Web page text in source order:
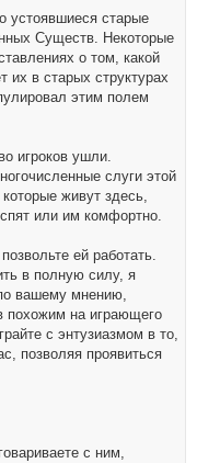
старые
Существ. Некоторые
о том, какой
в старых структурах
этим полем
игроков ушли.
слуги этой
живут здесь,
или им комфортно.
ей работать.
в полную силу, я
вашему мнению,
похожим на играющего
с энтузиазмом в то,
позволяя проявиться
с ним,